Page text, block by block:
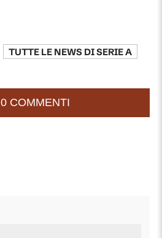
TUTTE LE NEWS DISERIE A
0 COMMENTI